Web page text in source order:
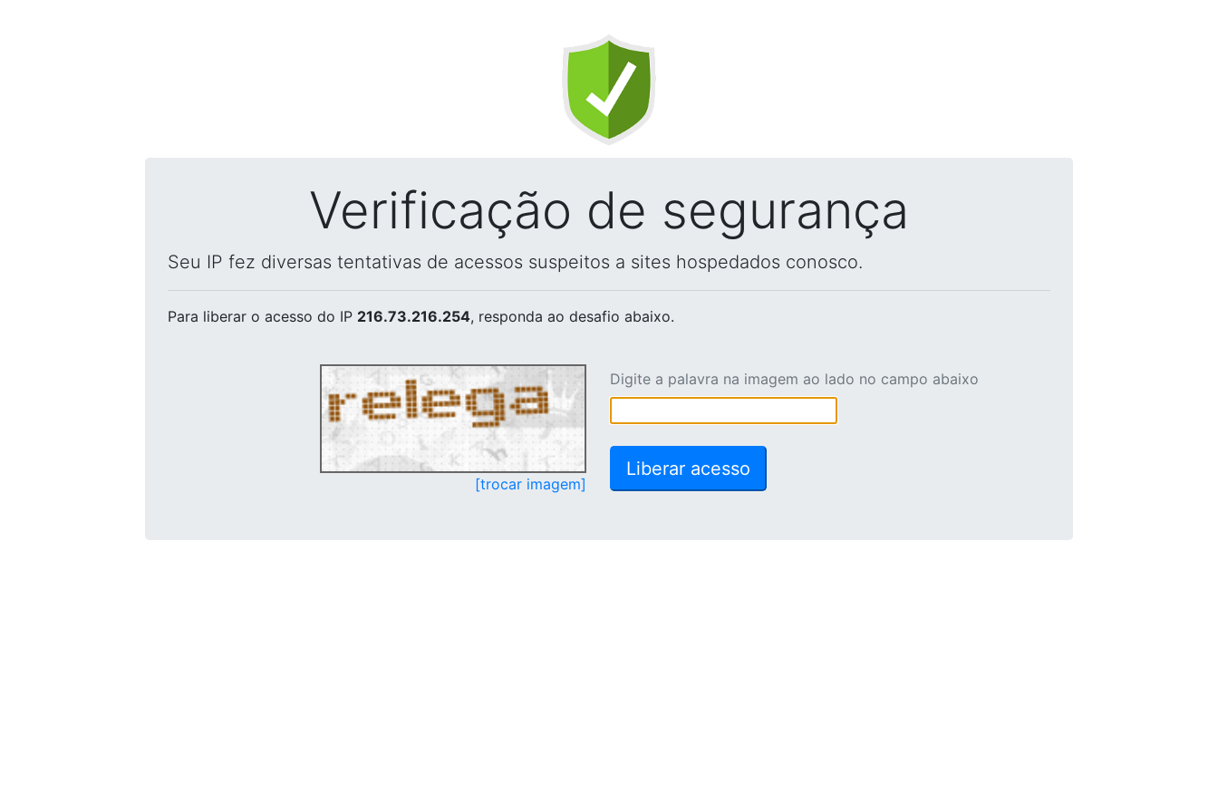
Verificação de segurança
Seu IP fez diversas tentativas de acessos suspeitos a sites hospedados conosco.
Para liberar o acesso do IP 216.73.216.254, responda ao desafio abaixo.
[trocar imagem]
Digite a palavra na imagem ao lado no campo abaixo